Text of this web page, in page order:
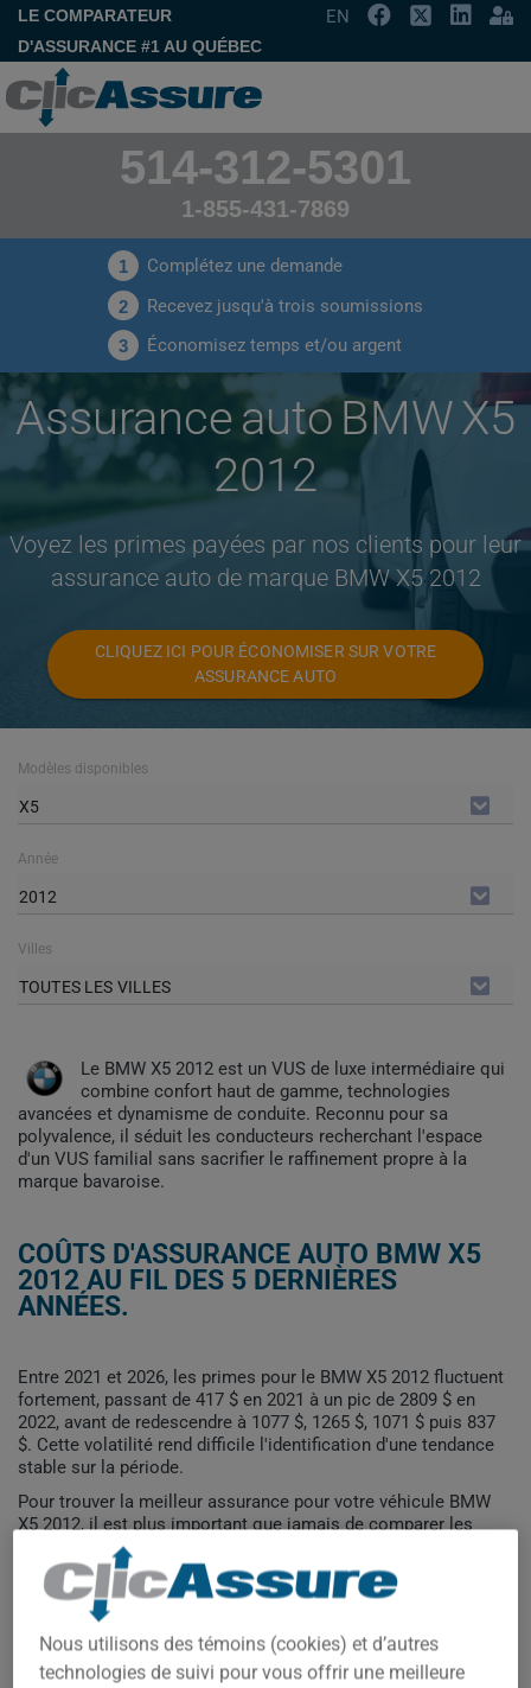
LE COMPARATEUR
D'ASSURANCE #1 AU QUÉBEC
EN
514-312-5301
1-855-431-7869
1 Complétez une demande
2 Recevez jusqu'à trois soumissions
3 Économisez temps et/ou argent
Assurance auto BMW X5
2012
Voyez les primes payées par nos clients pour leur
assurance auto de marque BMW X5 2012
CLIQUEZ ICI POUR ÉCONOMISER SUR VOTRE
ASSURANCE AUTO
Modèles disponibles
X5
Année
2012
Villes
TOUTES LES VILLES
Le BMW X5 2012 est un VUS de luxe intermédiaire qui
combine confort haut de gamme, technologies
avancées et dynamisme de conduite. Reconnu pour sa
polyvalence, il séduit les conducteurs recherchant l'espace
d'un VUS familial sans sacrifier le raffinement propre à la
marque bavaroise.
COÛTS D'ASSURANCE AUTO BMW X5
2012 AU FIL DES 5 DERNIÈRES
ANNÉES.
Entre 2021 et 2026, les primes pour le BMW X5 2012 fluctuent
fortement, passant de 417 $ en 2021 à un pic de 2809 $ en
2022, avant de redescendre à 1077 $, 1265 $, 1071 $ puis 837
$. Cette volatilité rend difficile l'identification d'une tendance
stable sur la période.
Pour trouver la meilleur assurance pour votre véhicule BMW
X5 2012, il est plus important que jamais de comparer les
options disponibles.
2 500$
Nous utilisons des témoins (cookies) et d’autres
technologies de suivi pour vous offrir une meilleure